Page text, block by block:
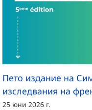
Пето издание на
изследвания на
25 юни 2026 г.